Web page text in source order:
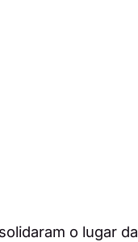
o lugar da